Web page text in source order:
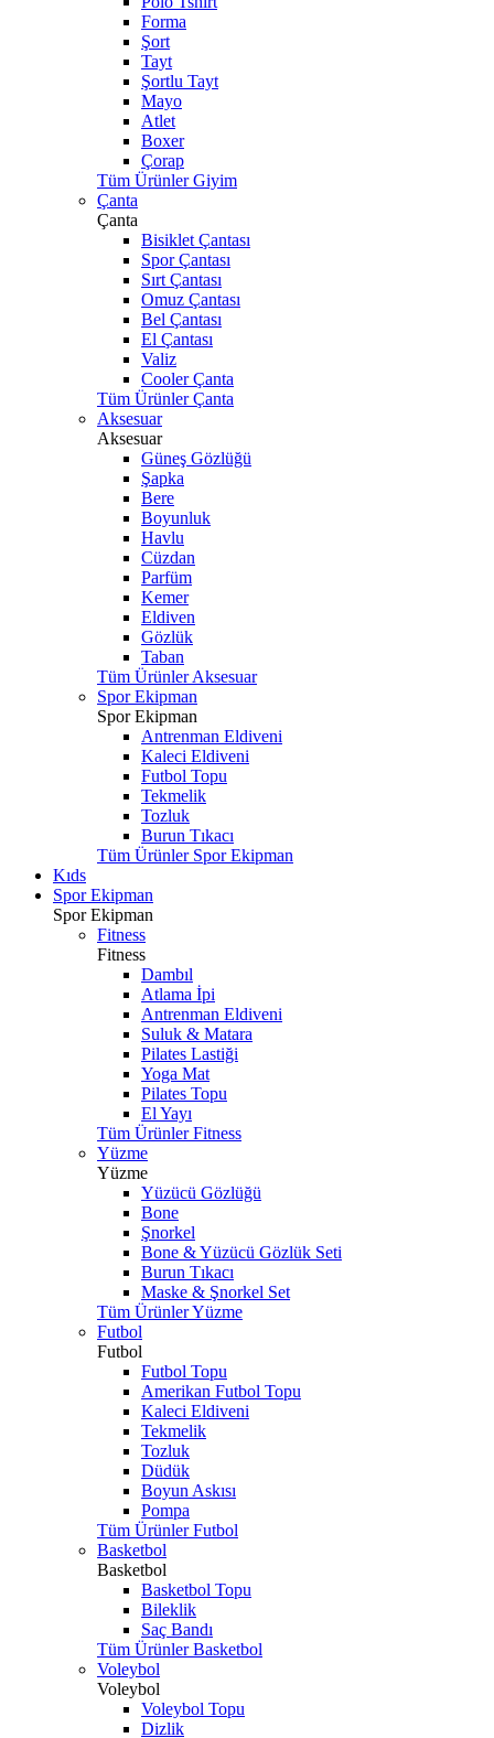
Forma
Şort
Tayt
Şortlu Tayt
Mayo
Atlet
Boxer
Çorap
Tüm Ürünler Giyim
Çanta
Çanta
Bisiklet Çantası
Spor Çantası
Sırt Çantası
Omuz Çantası
Bel Çantası
El Çantası
Valiz
Cooler Çanta
Tüm Ürünler Çanta
Aksesuar
Aksesuar
Güneş Gözlüğü
Şapka
Bere
Boyunluk
Havlu
Cüzdan
Parfüm
Kemer
Eldiven
Gözlük
Taban
Tüm Ürünler Aksesuar
Spor Ekipman
Spor Ekipman
Antrenman Eldiveni
Kaleci Eldiveni
Futbol Topu
Tekmelik
Tozluk
Burun Tıkacı
Tüm Ürünler Spor Ekipman
Kıds
Spor Ekipman
Spor Ekipman
Fitness
Fitness
Dambıl
Atlama İpi
Antrenman Eldiveni
Suluk & Matara
Pilates Lastiği
Yoga Mat
Pilates Topu
El Yayı
Tüm Ürünler Fitness
Yüzme
Yüzme
Yüzücü Gözlüğü
Bone
Şnorkel
Bone & Yüzücü Gözlük Seti
Burun Tıkacı
Maske & Şnorkel Set
Tüm Ürünler Yüzme
Futbol
Futbol
Futbol Topu
Amerikan Futbol Topu
Kaleci Eldiveni
Tekmelik
Tozluk
Düdük
Boyun Askısı
Pompa
Tüm Ürünler Futbol
Basketbol
Basketbol
Basketbol Topu
Bileklik
Saç Bandı
Tüm Ürünler Basketbol
Voleybol
Voleybol
Voleybol Topu
Dizlik